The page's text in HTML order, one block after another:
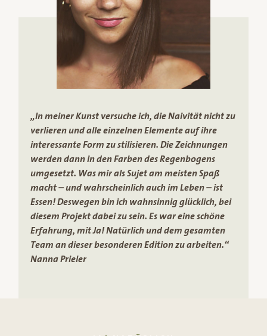
„In meiner Kunst versuche ich, die Naivität nicht zu
verlieren und alle einzelnen Elemente auf ihre
interessante Form zu stilisieren. Die Zeichnungen
werden dann in den Farben des Regenbogens
umgesetzt. Was mir als Sujet am meisten Spaß
macht – und wahrscheinlich auch im Leben – ist
Essen! Deswegen bin ich wahnsinnig glücklich, bei
diesem Projekt dabei zu sein. Es war eine schöne
Erfahrung, mit Ja! Natürlich und dem gesamten
Team an dieser besonderen Edition zu arbeiten.“
Nanna Prieler